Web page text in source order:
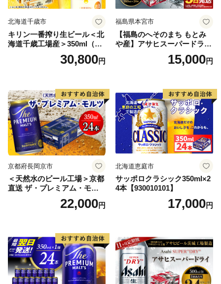
北海道千歳市
キリン一番搾り生ビール＜北
海道千歳工場産＞350ml（24
30,800円
福島県本宮市
【福島のへそのまち もとみ
や産】アサヒスーパードライ
350ml×24本 合計8.4L 1ケー
ス アルコール度数5% 缶ビー
口 送料無料 カメイ 本宮市
【07214-0206】
15,000円
京都府長岡京市
＜天然水のビール工場＞京都
直送 ザ・プレミアム・モル
ツ 350ml×24本 プレモル [149
22,000円
北海道恵庭市
サッポロクラシック350ml×2
4本【930010101】
17,000円